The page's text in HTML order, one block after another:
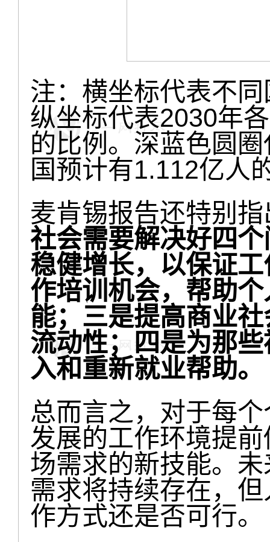
注：横坐标代表不
纵坐标代表2030年
的比例。深蓝色圆
国预计有1.112亿人
麦肯锡报告还特别
社会需要解决好四
稳健增长，以保证
作培训机会，帮助
能；三是提高商业
流动性；四是为那
入和重新就业帮助。
总而言之，对于每
发展的工作环境提
场需求的新技能。
需求将持续存在，
作方式还是否可行。